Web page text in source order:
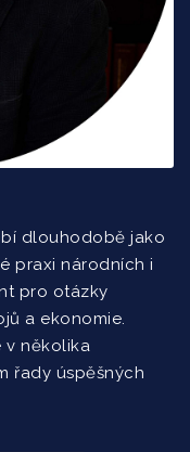
dlouhodobě jako
praxi národních i
pro otázky
a ekonomie.
v několika
řady úspěšných